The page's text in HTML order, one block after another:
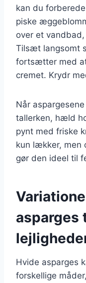
kan du
piske
over et
Tilsæt langsomt
fortsætter med
cremet. Krydr
Når
tallerken, hæld
pynt med friske
kun lækker, men
gør den ideel til
asparges
Hvide asparges
forskellige